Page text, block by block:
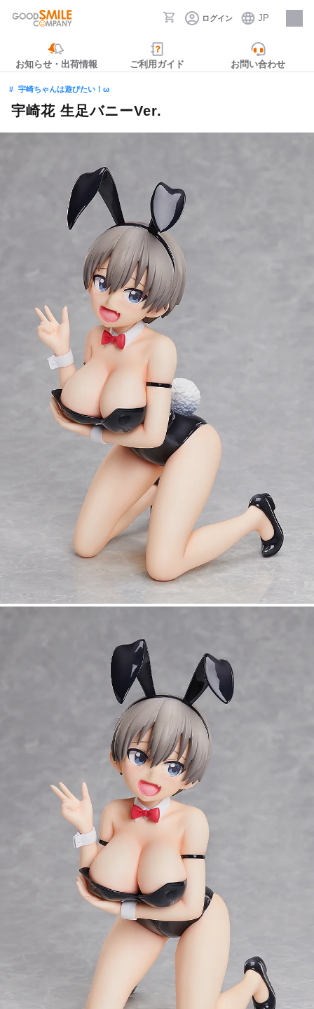
ログイン JP
採用情報
お知らせ・出荷情報 ご利用ガイド お問い合わせ
宇崎ちゃんは遊びたい！ω
宇崎花 生足バニーVer.